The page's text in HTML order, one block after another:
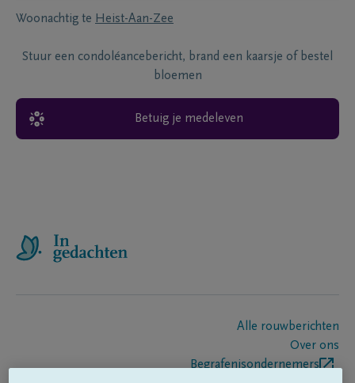
Woonachtig te Heist-Aan-Zee
Stuur een condoléancebericht, brand een kaarsje of bestel
bloemen
Betuig je medeleven
Alle rouwberichten
Over ons
Begrafenisondernemers